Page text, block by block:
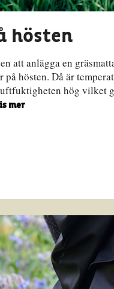
hösten
att anlägga en
på hösten. Då är
hög vilket
mer